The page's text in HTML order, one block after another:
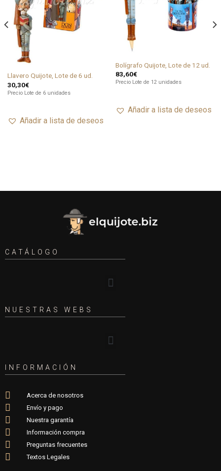
Llavero Quijote, Lote de 6 ud.
30,30€
Precio Lote de 6 unidades
Añadir a lista de deseos
Bolígrafo Quijote, Lote de 12 ud.
83,60€
Precio Lote de 12 unidades
Añadir a lista de deseos
CATÁLOGO
NUESTRAS WEBS
INFORMACIÓN
Acerca de nosotros
Envío y pago
Nuestra garantía
Información compra
Preguntas frecuentes
Textos Legales